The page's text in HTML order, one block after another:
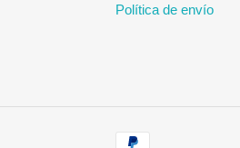
Política de envío
Métodos